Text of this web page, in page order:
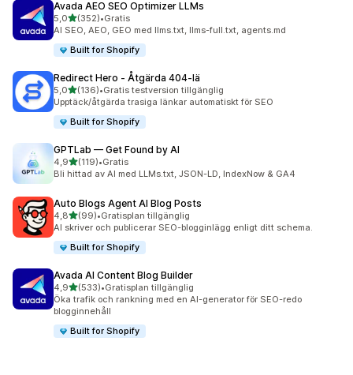
Avada AEO SEO Optimizer LLMs
5,0av 5 stjärnor
(352)
352 recensioner totalt
•Gratis
AI SEO, AEO, GEO med llms.txt, llms-full.txt, agents.md
Built for Shopify
Redirect Hero ‑ Åtgärda 404‑lä
5,0av 5 stjärnor
(136)
136 recensioner totalt
•Gratis testversion tillgänglig
Upptäck/åtgärda trasiga länkar automatiskt för SEO
Built for Shopify
GPTLab — Get Found by AI
4,9av 5 stjärnor
(119)
119 recensioner totalt
•Gratis
Bli hittad av AI med LLMs.txt, JSON-LD, IndexNow & GA4
Auto Blogs Agent AI Blog Posts
4,8av 5 stjärnor
(99)
99 recensioner totalt
•Gratisplan tillgänglig
AI skriver och publicerar SEO-blogginlägg enligt ditt schema.
Built for Shopify
Avada AI Content Blog Builder
4,9av 5 stjärnor
(533)
533 recensioner totalt
•Gratisplan tillgänglig
Öka trafik och rankning med en AI-generator för SEO-redo
blogginnehåll
Built for Shopify